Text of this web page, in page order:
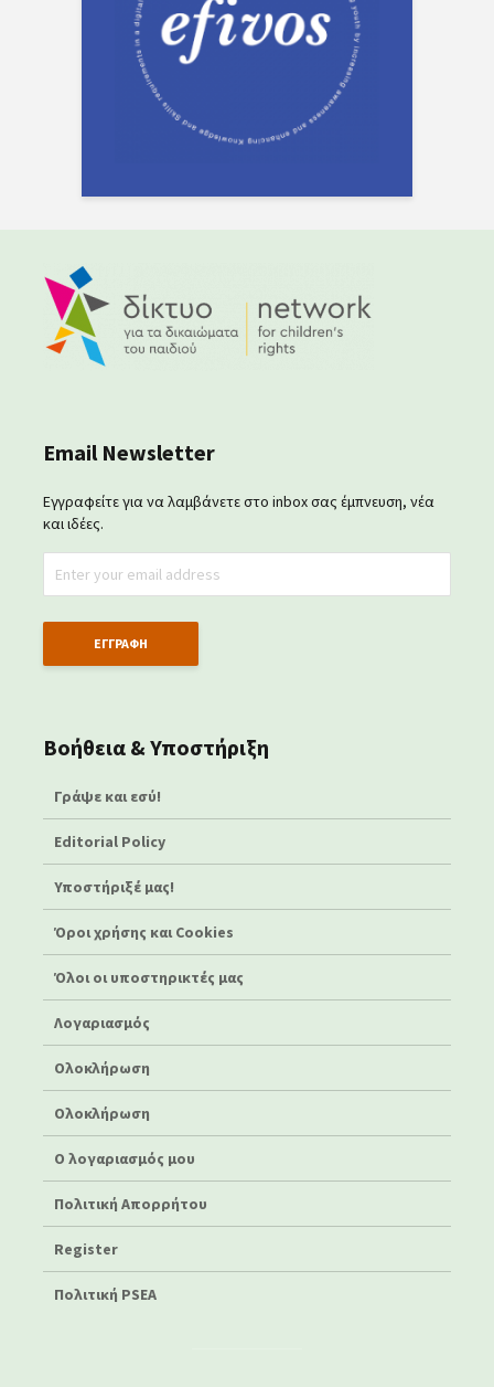
Email Newsletter
Εγγραφείτε για να λαμβάνετε στο inbox σας έμπνευση, νέα
και ιδέες.
Βοήθεια & Υποστήριξη
Γράψε και εσύ!
Editorial Policy
Υποστήριξέ μας!
Όροι χρήσης και Cookies
Όλοι οι υποστηρικτές μας
Λογαριασμός
Ολοκλήρωση
Ολοκλήρωση
Ο λογαριασμός μου
Πολιτική Απορρήτου
Register
Πολιτική PSEA